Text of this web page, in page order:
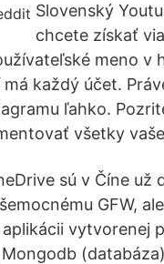
Slovenský
chcete získať
meno v
každý účet.
ľahko.
všetky
sú v Číne
GFW,
vytvorenej